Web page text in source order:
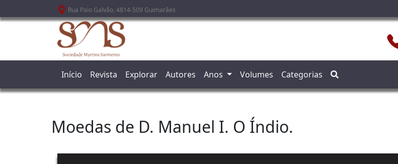
Passar para o conteúdo principal
Rua Paio Galvão, 4814-509 Guimarães
Início Revista Explorar Autores Anos Volumes Categorias
Moedas de D. Manuel I. O Índio.